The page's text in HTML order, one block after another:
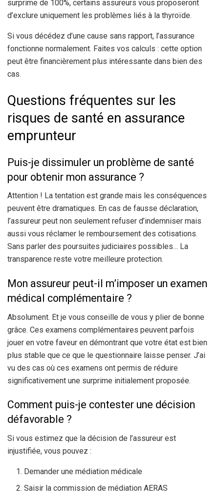
surprime de 100%, certains assureurs vous proposeront
d’exclure uniquement les problèmes liés à la thyroïde.
Si vous décédez d’une cause sans rapport, l’assurance
fonctionne normalement. Faites vos calculs : cette option
peut être financièrement plus intéressante dans bien des
cas.
Questions fréquentes sur les
risques de santé en assurance
emprunteur
Puis-je dissimuler un problème de santé
pour obtenir mon assurance ?
Attention ! La tentation est grande mais les conséquences
peuvent être dramatiques. En cas de fausse déclaration,
l’assureur peut non seulement refuser d’indemniser mais
aussi vous réclamer le remboursement des cotisations.
Sans parler des poursuites judiciaires possibles… La
transparence reste votre meilleure protection.
Mon assureur peut-il m’imposer un examen
médical complémentaire ?
Absolument. Et je vous conseille de vous y plier de bonne
grâce. Ces examens complémentaires peuvent parfois
jouer en votre faveur en démontrant que votre état est bien
plus stable que ce que le questionnaire laisse penser. J’ai
vu des cas où ces examens ont permis de réduire
significativement une surprime initialement proposée.
Comment puis-je contester une décision
défavorable ?
Si vous estimez que la décision de l’assureur est
injustifiée, vous pouvez :
Demander une médiation médicale
Saisir la commission de médiation AERAS